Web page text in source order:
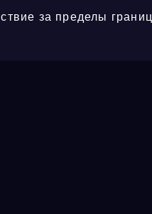
за пределы границ